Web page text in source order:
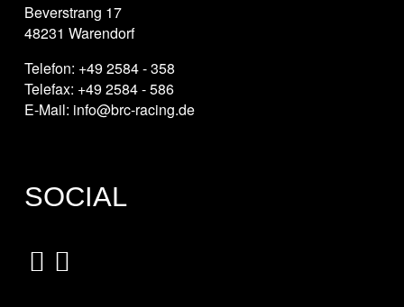
Beverstrang 17
48231 Warendorf
Telefon: +49 2584 - 358
Telefax: +49 2584 - 586
E-Mail: info@brc-racing.de
SOCIAL